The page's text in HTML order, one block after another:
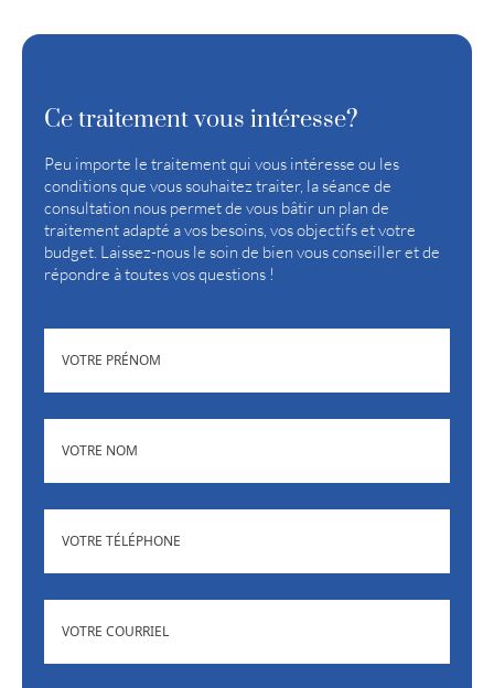
Ce traitement vous intéresse?
Peu importe le traitement qui vous intéresse ou les
conditions que vous souhaitez traiter, la séance de
consultation nous permet de vous bâtir un plan de
traitement adapté a vos besoins, vos objectifs et votre
budget. Laissez-nous le soin de bien vous conseiller et de
répondre à toutes vos questions !
COURRIEL(NÉCESSAIRE)